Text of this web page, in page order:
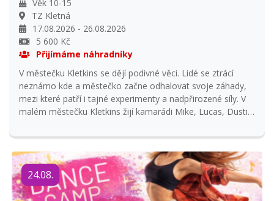
Věk 10-15
TZ Kletná
17.08.2026 - 26.08.2026
5 600 Kč
Přijímáme náhradníky
V městečku Kletkins se dějí podivné věci. Lidé se ztrácí
neznámo kde a městečko začne odhalovat svoje záhady,
mezi které patří i tajné experimenty a nadpřirozené síly. V
malém městečku Kletkins žijí kamarádi Mike, Lucas, Dustin
další den se všichni dozvídají, že zmizel. Celé městečko
začne po Willovi pátrat, ale jediné, co najdou, je tajemná
dívka, která má nadpřirozené schopnosti a tím se stala
jediným vodítkem k nalezení Willa. Vydejte se na
dobrodružnou výpravu, pokuste se s baterkou v ruce a s
24.08.